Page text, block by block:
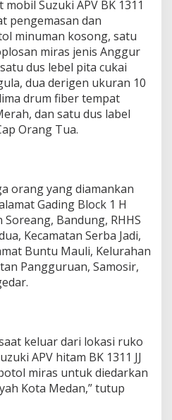
Suzuki APV BK 1311
pengemasan dan
minuman kosong, satu
miras jenis Anggur
dus lebel pita cukai
dua derigen ukuran 10
drum fiber tempat
dan satu dus label
Orang Tua.
orang yang diamankan
Gading Block 1 H
Soreang, Bandung, RHHS
Kecamatan Serba Jadi,
Buntu Mauli, Kelurahan
Pangguruan, Samosir,
keluar dari lokasi ruko
APV hitam BK 1311 JJ
miras untuk diedarkan
Kota Medan,” tutup